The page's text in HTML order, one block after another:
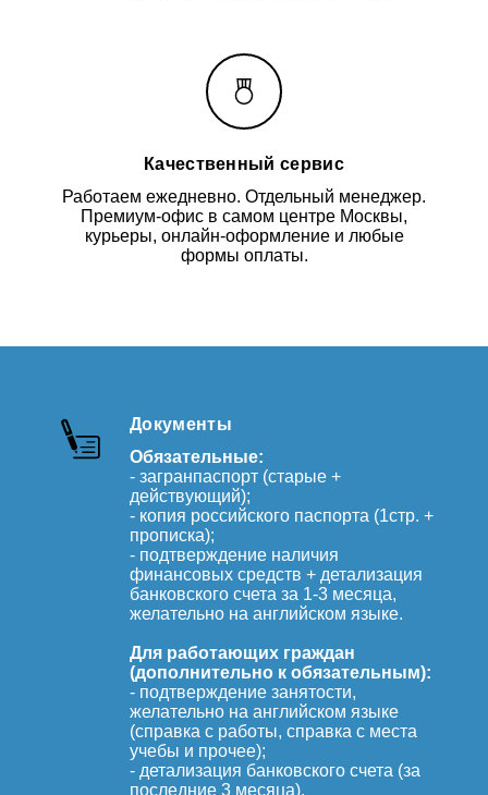
Качественный сервис
Работаем ежедневно. Отдельный менеджер.
Премиум-офис в самом центре Москвы,
курьеры, онлайн-оформление и любые
формы оплаты.
Документы
Обязательные:
- загранпаспорт (старые +
действующий);
- копия российского паспорта (1стр. +
прописка);
- подтверждение наличия
финансовых средств + детализация
банковского счета за 1-3 месяца,
желательно на английском языке.
Для работающих граждан
(дополнительно к обязательным):
- подтверждение занятости,
желательно на английском языке
(справка с работы, справка с места
учебы и прочее);
- детализация банковского счета (за
последние 3 месяца).